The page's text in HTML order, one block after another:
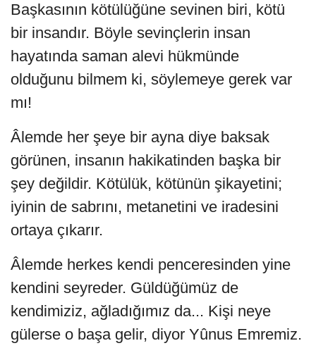
Başkasının kötülüğüne sevinen biri, kötü
bir insandır. Böyle sevinçlerin insan
hayatında saman alevi hükmünde
olduğunu bilmem ki, söylemeye gerek var
mı!
Âlemde her şeye bir ayna diye baksak
görünen, insanın hakikatinden başka bir
şey değildir. Kötülük, kötünün şikayetini;
iyinin de sabrını, metanetini ve iradesini
ortaya çıkarır.
Âlemde herkes kendi penceresinden yine
kendini seyreder. Güldüğümüz de
kendimiziz, ağladığımız da... Kişi neye
gülerse o başa gelir, diyor Yûnus Emremiz.